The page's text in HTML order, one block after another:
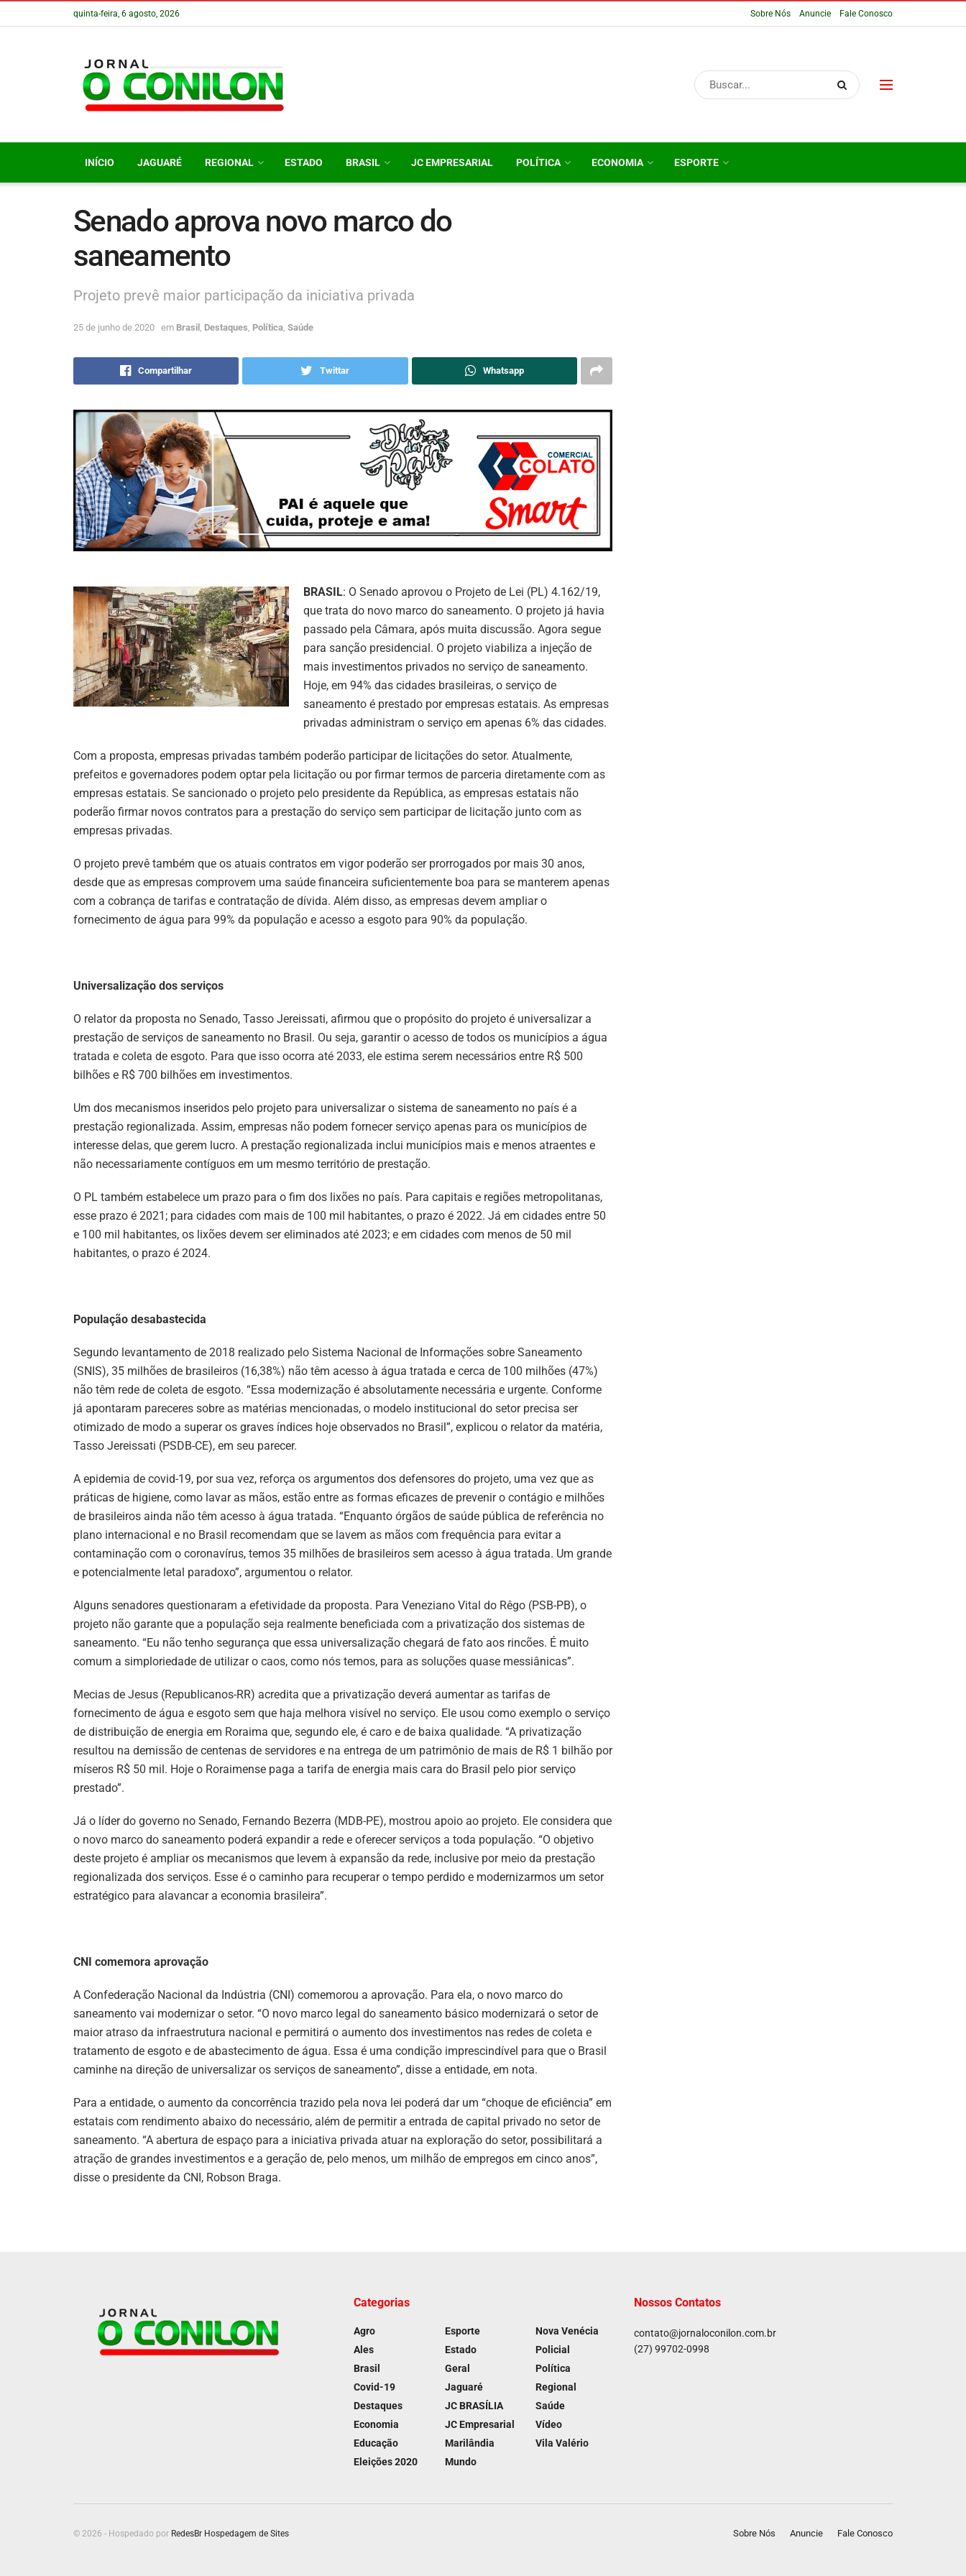
quinta-feira, 6 agosto, 2026 Sobre Nós Anuncie Fale Conosco
INÍCIO JAGUARÉ REGIONAL ESTADO BRASIL JC EMPRESARIAL POLÍTICA ECONOMIA ESPORTE
Senado aprova novo marco do
saneamento
Projeto prevê maior participação da iniciativa privada
25 de junho de 2020 em Brasil Destaques Política Saúde
Compartilhar Twittar Whatsapp
BRASIL: O Senado aprovou o Projeto de Lei (PL) 4.162/19,
que trata do novo marco do saneamento. O projeto já havia
passado pela Câmara, após muita discussão. Agora segue
para sanção presidencial. O projeto viabiliza a injeção de
mais investimentos privados no serviço de saneamento.
Hoje, em 94% das cidades brasileiras, o serviço de
saneamento é prestado por empresas estatais. As empresas
privadas administram o serviço em apenas 6% das cidades.
Com a proposta, empresas privadas também poderão participar de licitações do setor. Atualmente,
prefeitos e governadores podem optar pela licitação ou por firmar termos de parceria diretamente com as
empresas estatais. Se sancionado o projeto pelo presidente da República, as empresas estatais não
poderão firmar novos contratos para a prestação do serviço sem participar de licitação junto com as
empresas privadas.
O projeto prevê também que os atuais contratos em vigor poderão ser prorrogados por mais 30 anos,
desde que as empresas comprovem uma saúde financeira suficientemente boa para se manterem apenas
com a cobrança de tarifas e contratação de dívida. Além disso, as empresas devem ampliar o
fornecimento de água para 99% da população e acesso a esgoto para 90% da população.
Universalização dos serviços
O relator da proposta no Senado, Tasso Jereissati, afirmou que o propósito do projeto é universalizar a
prestação de serviços de saneamento no Brasil. Ou seja, garantir o acesso de todos os municípios a água
tratada e coleta de esgoto. Para que isso ocorra até 2033, ele estima serem necessários entre R$ 500
bilhões e R$ 700 bilhões em investimentos.
Um dos mecanismos inseridos pelo projeto para universalizar o sistema de saneamento no país é a
prestação regionalizada. Assim, empresas não podem fornecer serviço apenas para os municípios de
interesse delas, que gerem lucro. A prestação regionalizada inclui municípios mais e menos atraentes e
não necessariamente contíguos em um mesmo território de prestação.
O PL também estabelece um prazo para o fim dos lixões no país. Para capitais e regiões metropolitanas,
esse prazo é 2021; para cidades com mais de 100 mil habitantes, o prazo é 2022. Já em cidades entre 50
e 100 mil habitantes, os lixões devem ser eliminados até 2023; e em cidades com menos de 50 mil
habitantes, o prazo é 2024.
População desabastecida
Segundo levantamento de 2018 realizado pelo Sistema Nacional de Informações sobre Saneamento
(SNIS), 35 milhões de brasileiros (16,38%) não têm acesso à água tratada e cerca de 100 milhões (47%)
não têm rede de coleta de esgoto. “Essa modernização é absolutamente necessária e urgente. Conforme
já apontaram pareceres sobre as matérias mencionadas, o modelo institucional do setor precisa ser
otimizado de modo a superar os graves índices hoje observados no Brasil”, explicou o relator da matéria,
Tasso Jereissati (PSDB-CE), em seu parecer.
A epidemia de covid-19, por sua vez, reforça os argumentos dos defensores do projeto, uma vez que as
práticas de higiene, como lavar as mãos, estão entre as formas eficazes de prevenir o contágio e milhões
de brasileiros ainda não têm acesso à água tratada. “Enquanto órgãos de saúde pública de referência no
plano internacional e no Brasil recomendam que se lavem as mãos com frequência para evitar a
contaminação com o coronavírus, temos 35 milhões de brasileiros sem acesso à água tratada. Um grande
e potencialmente letal paradoxo”, argumentou o relator.
Alguns senadores questionaram a efetividade da proposta. Para Veneziano Vital do Rêgo (PSB-PB), o
projeto não garante que a população seja realmente beneficiada com a privatização dos sistemas de
saneamento. “Eu não tenho segurança que essa universalização chegará de fato aos rincões. É muito
comum a simploriedade de utilizar o caos, como nós temos, para as soluções quase messiânicas”.
Mecias de Jesus (Republicanos-RR) acredita que a privatização deverá aumentar as tarifas de
fornecimento de água e esgoto sem que haja melhora visível no serviço. Ele usou como exemplo o serviço
de distribuição de energia em Roraima que, segundo ele, é caro e de baixa qualidade. “A privatização
resultou na demissão de centenas de servidores e na entrega de um patrimônio de mais de R$ 1 bilhão por
míseros R$ 50 mil. Hoje o Roraimense paga a tarifa de energia mais cara do Brasil pelo pior serviço
prestado”.
Já o líder do governo no Senado, Fernando Bezerra (MDB-PE), mostrou apoio ao projeto. Ele considera que
o novo marco do saneamento poderá expandir a rede e oferecer serviços a toda população. “O objetivo
deste projeto é ampliar os mecanismos que levem à expansão da rede, inclusive por meio da prestação
regionalizada dos serviços. Esse é o caminho para recuperar o tempo perdido e modernizarmos um setor
estratégico para alavancar a economia brasileira”.
CNI comemora aprovação
A Confederação Nacional da Indústria (CNI) comemorou a aprovação. Para ela, o novo marco do
saneamento vai modernizar o setor. “O novo marco legal do saneamento básico modernizará o setor de
maior atraso da infraestrutura nacional e permitirá o aumento dos investimentos nas redes de coleta e
tratamento de esgoto e de abastecimento de água. Essa é uma condição imprescindível para que o Brasil
caminhe na direção de universalizar os serviços de saneamento”, disse a entidade, em nota.
Para a entidade, o aumento da concorrência trazido pela nova lei poderá dar um “choque de eficiência” em
estatais com rendimento abaixo do necessário, além de permitir a entrada de capital privado no setor de
saneamento. “A abertura de espaço para a iniciativa privada atuar na exploração do setor, possibilitará a
atração de grandes investimentos e a geração de, pelo menos, um milhão de empregos em cinco anos”,
disse o presidente da CNI, Robson Braga.
Categorias
Agro
Ales
Brasil
Covid-19
Destaques
Economia
Educação
Eleições 2020
Esporte
Estado
Geral
Jaguaré
JC BRASÍLIA
JC Empresarial
Marilândia
Mundo
Nova Venécia
Policial
Política
Regional
Saúde
Vídeo
Vila Valério
Nossos Contatos
contato@jornaloconilon.com.br
(27) 99702-0998
Sobre Nós Anuncie Fale Conosco
© 2026 - Hospedado por RedesBr Hospedagem de Sites